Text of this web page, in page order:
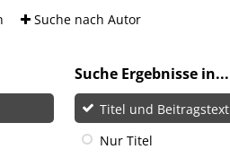
Suche nach Autor
Suche Ergebnisse in...
Titel und Beitragstext
Nur Titel